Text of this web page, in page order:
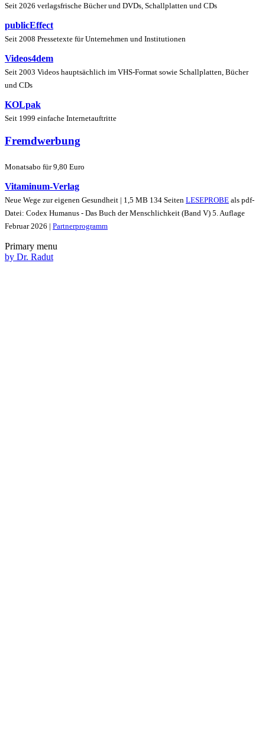
Seit 2026 verlagsfrische Bücher und DVDs, Schallplatten und CDs
publicEffect
Seit 2008 Pressetexte für Unternehmen und Institutionen
Videos4dem
Seit 2003 Videos hauptsächlich im VHS-Format sowie Schallplatten, Bücher
und CDs
KOLpak
Seit 1999 einfache Internetauftritte
Fremdwerbung
Monatsabo für 9,80 Euro
Vitaminum-Verlag
Neue Wege zur eigenen Gesundheit | 1,5 MB 134 Seiten LESEPROBE als pdf-
Datei: Codex Humanus - Das Buch der Menschlichkeit (Band V) 5. Auflage
Februar 2026 | Partnerprogramm
Primary menu
by Dr. Radut